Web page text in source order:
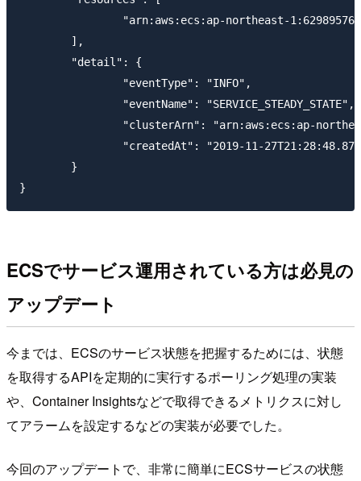
ECSでサービス運用されている方は必見の
アップデート
今までは、ECSのサービス状態を把握するためには、状態
を取得するAPIを定期的に実行するポーリング処理の実装
や、Container Insightsなどで取得できるメトリクスに対し
てアラームを設定するなどの実装が必要でした。
今回のアップデートで、非常に簡単にECSサービスの状態